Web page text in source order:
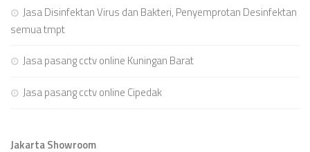
Jasa Disinfektan Virus dan Bakteri, Penyemprotan Desinfektan
semua tmpt
Jasa pasang cctv online Kuningan Barat
Jasa pasang cctv online Cipedak
Jakarta Showroom